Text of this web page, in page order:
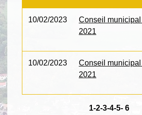
10/02/2023
Conseil
2021
10/02/2023
Conseil
2021
1-2-3-4-5- 6